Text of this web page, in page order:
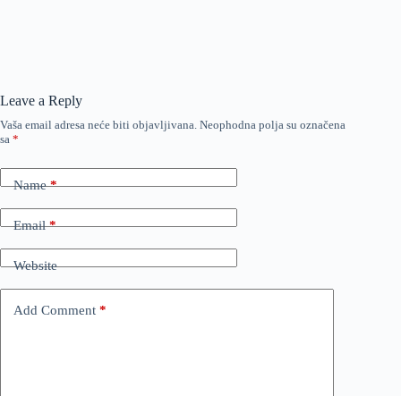
Leave a Reply
Vaša email adresa neće biti objavljivana. Neophodna polja su označena
sa *
Name*
Email*
Website
Add Comment *